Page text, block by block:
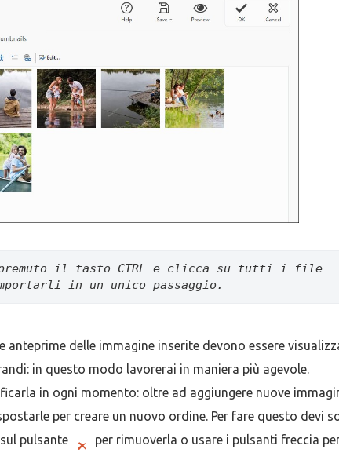
il tasto CTRL e clicca su tutti i file
in un unico passaggio.
anteprime delle immagine inserite devono essere
in questo modo lavorerai in maniera più agevole.
in ogni momento: oltre ad aggiungere nuove
per creare un nuovo ordine. Per fare questo devi
pulsante
per rimuoverla o usare i pulsanti freccia